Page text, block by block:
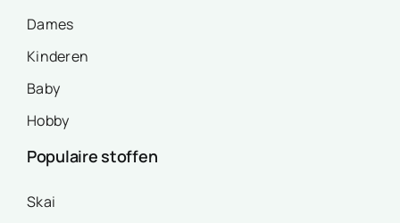
Dames
Kinderen
Baby
Hobby
Populaire stoffen
Skai